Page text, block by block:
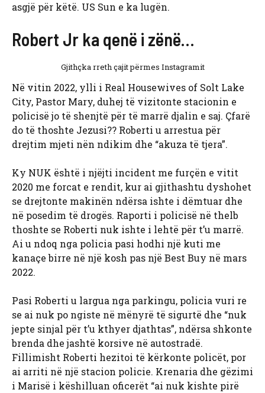
asgjë për këtë. US Sun e ka lugën.
Robert Jr ka qenë i zënë…
Gjithçka rreth çajit përmes Instagramit
Në vitin 2022, ylli i Real Housewives of Solt Lake
City, Pastor Mary, duhej të vizitonte stacionin e
policisë jo të shenjtë për të marrë djalin e saj. Çfarë
do të thoshte Jezusi?? Roberti u arrestua për
drejtim mjeti nën ndikim dhe “akuza të tjera”.
Ky NUK është i njëjti incident me furçën e vitit
2020 me forcat e rendit, kur ai gjithashtu dyshohet
se drejtonte makinën ndërsa ishte i dëmtuar dhe
në posedim të drogës. Raporti i policisë në thelb
thoshte se Roberti nuk ishte i lehtë për t’u marrë.
Ai u ndoq nga policia pasi hodhi një kuti me
kanaçe birre në një kosh pas një Best Buy në mars
2022.
Pasi Roberti u largua nga parkingu, policia vuri re
se ai nuk po ngiste në mënyrë të sigurtë dhe “nuk
jepte sinjal për t’u kthyer djathtas”, ndërsa shkonte
brenda dhe jashtë korsive në autostradë.
Fillimisht Roberti hezitoi të kërkonte policët, por
ai arriti në një stacion policie. Krenaria dhe gëzimi
i Marisë i këshilluan oficerët “ai nuk kishte pirë